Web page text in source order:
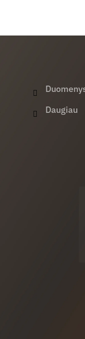
Daugiau